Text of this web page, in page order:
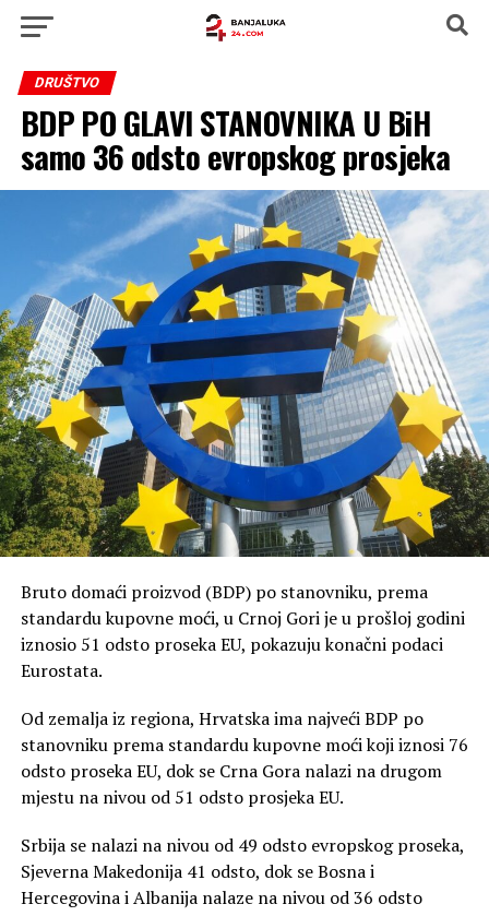
DRUŠTVO
BDP PO GLAVI STANOVNIKA U BiH
samo 36 odsto evropskog prosjeka
Bruto domaći proizvod (BDP) po stanovniku, prema
standardu kupovne moći, u Crnoj Gori je u prošloj godini
iznosio 51 odsto proseka EU, pokazuju konačni podaci
Eurostata.
Od zemalja iz regiona, Hrvatska ima najveći BDP po
stanovniku prema standardu kupovne moći koji iznosi 76
odsto proseka EU, dok se Crna Gora nalazi na drugom
mjestu na nivou od 51 odsto prosjeka EU.
Srbija se nalazi na nivou od 49 odsto evropskog proseka,
Sjeverna Makedonija 41 odsto, dok se Bosna i
Hercegovina i Albanija nalaze na nivou od 36 odsto